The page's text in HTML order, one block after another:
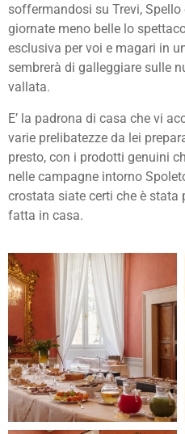
soffermandosi su Trevi,
giornate meno belle lo
esclusiva per voi e magari in
sembrerà di galleggiare sulle
vallata.
E’ la padrona di casa che vi
varie prelibatezze da lei
presto, con i prodotti genuini
nelle campagne intorno
crostata siate certi che è stata
fatta in casa.